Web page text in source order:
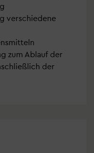
verschiedene
zum Ablauf der
der